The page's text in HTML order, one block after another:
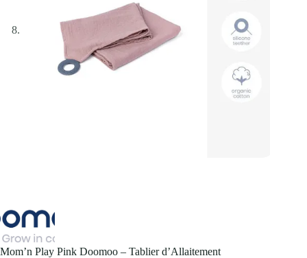
Mom’n Play Pink Doomoo – Tablier d’Allaitement